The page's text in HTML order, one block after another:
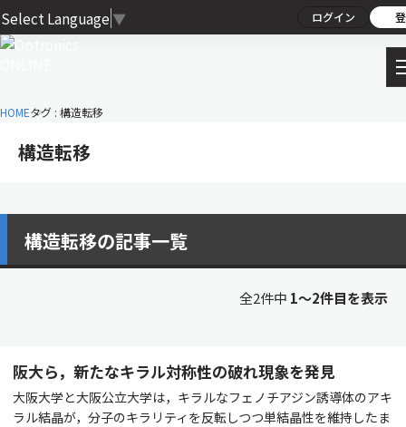
Select Language ▼ ログイン
HOMEタグ : 構造転移
構造転移
構造転移の記事一覧
全2件中 1〜2件目を表示
阪大ら，新たなキラル対称性の破れ現象を発見
大阪大学と大阪公立大学は，キラルなフェノチアジン誘導体のアキ
ラル結晶が，分子のキラリティを反転しつつ単結晶性を維持したま